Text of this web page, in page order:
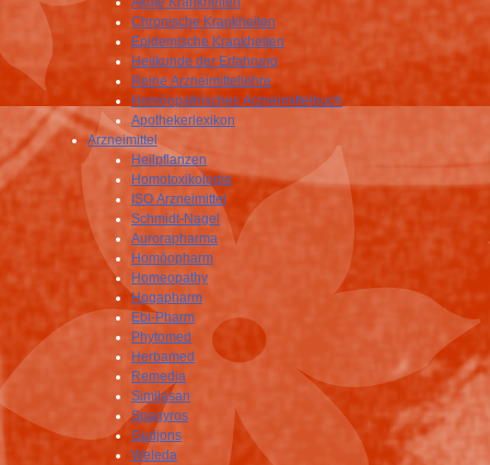
Chronische Krankheiten
Epidemische Krankheiten
Heilkunde der Erfahrung
Reine Arzneimittellehre
Homöopathisches Arzneimittelbuch
Apothekerlexikon
Arzneimittel
Heilpflanzen
Homotoxikologie
ISO Arzneimittel
Schmidt-Nagel
Aurorapharma
Homöopharm
Homeopathy
Hogapharm
Ebi-Pharm
Phytomed
Herbamed
Remedia
Similasan
Spagyros
Gudjons
Weleda